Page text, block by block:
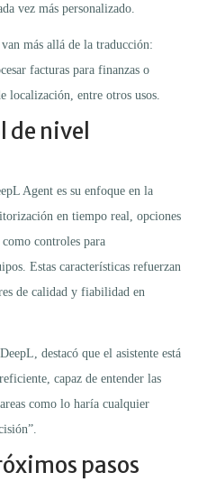
vez más personalizado.
más allá de la traducción:
facturas para finanzas o
localización, entre otros usos.
nivel
Agent es su enfoque en la
en tiempo real, opciones
controles para
Estas características refuerzan
de calidad y fiabilidad en
destacó que el asistente está
capaz de entender las
como lo haría cualquier
pasos